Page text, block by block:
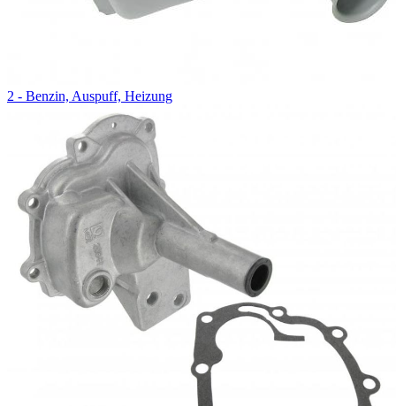
2 - Benzin, Auspuff, Heizung